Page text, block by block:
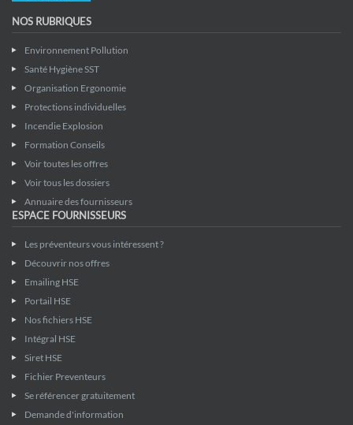
NOS RUBRIQUES
Environnement Pollution
Santé Hygiène SST
Organisation Ergonomie
Protections individuelles
Incendie Explosion
Formation Conseils
Voir toutes les offres
Voir tous les dossiers
Annuaire des fournisseurs
ESPACE FOURNISSEURS
Les préventeurs vous intéressent ?
Découvrir nos offres
Emailing HSE
Portail HSE
Nos fichiers HSE
Intégral HSE
Siret HSE
Fichier Preventeurs
Se référencer gratuitement
Demande d'information